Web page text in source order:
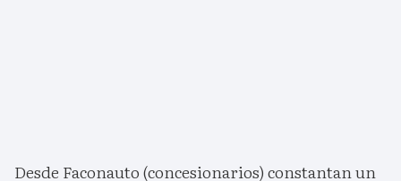
Desde Faconauto (concesionarios) constantan un